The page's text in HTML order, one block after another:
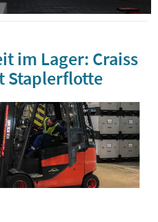
im Lager: Craiss
Staplerflotte